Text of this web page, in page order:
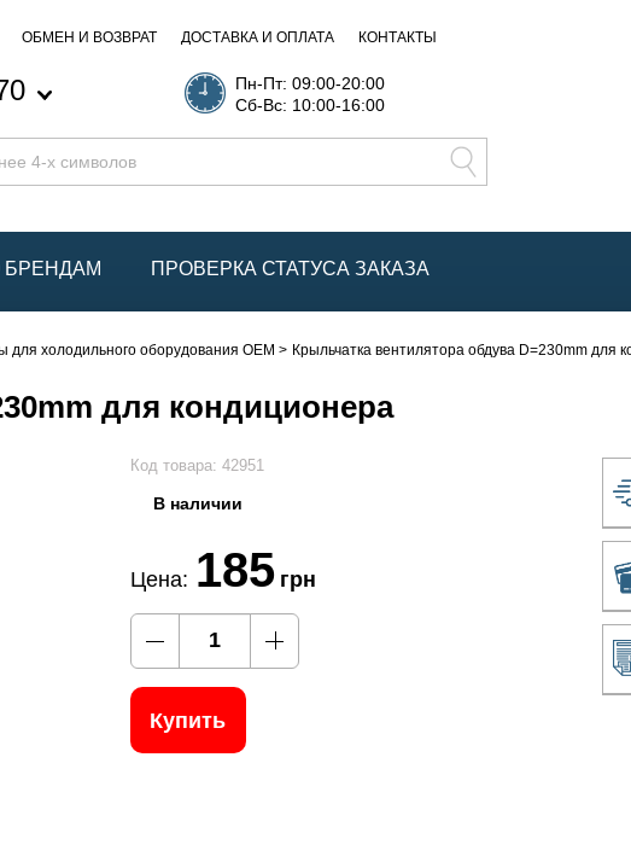
ОБМЕН И ВОЗВРАТ ДОСТАВКА И ОПЛАТА КОНТАКТЫ
Пн-Пт: 09:00-20:00
Сб-Вс: 10:00-16:00
БРЕНДАМ ПРОВЕРКА СТАТУСА ЗАКАЗА
для холодильного оборудования OEM Крыльчатка вентилятора обдува D=230mm для
для кондиционера
Код товара: 42951
В наличии
Цена: 185 грн
Купить